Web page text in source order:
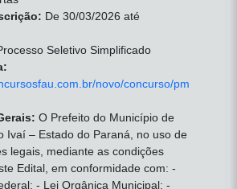
De 30/03/2026 até
Seletivo Simplificado
novo/concurso/pm
O Prefeito do Município de
Ivaí – Estado do Paraná, no uso de
legais, mediante as condições
Edital, em conformidade com: -
- Lei Orgânica Municipal; -